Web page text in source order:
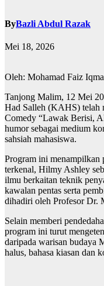
ByBazli Abdul Razak
Mei 18, 2026
Oleh: Mohamad Faiz
Tanjong Malim, 12 Mei
Had Salleh (KAHS) telah
Comedy “Lawak Berisi,
humor sebagai medium
sahsiah mahasiswa.
Program ini menampilkan
terkenal, Hilmy Ashley
ilmu berkaitan teknik
kawalan pentas serta
dihadiri oleh Profesor Dr.
Selain memberi
program ini turut
daripada warisan budaya
halus, bahasa kiasan dan